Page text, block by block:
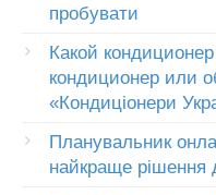
пробувати
Какой
кондиционер или
«Кондиціонери
Планувальник
найкраще рішення